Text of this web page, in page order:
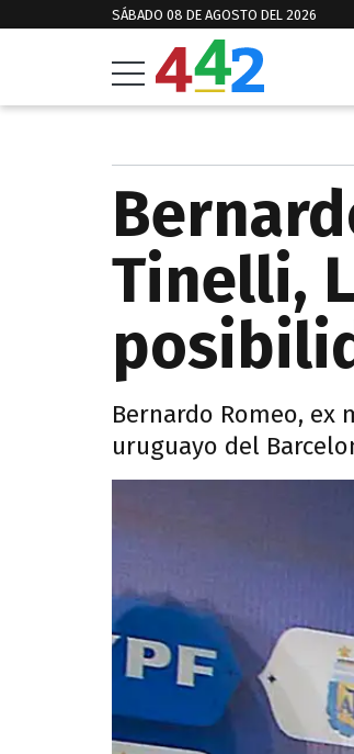
SÁBADO 08 DE AGOSTO DEL 2026
Tinelli,
Bernardo Romeo, ex
uruguayo del